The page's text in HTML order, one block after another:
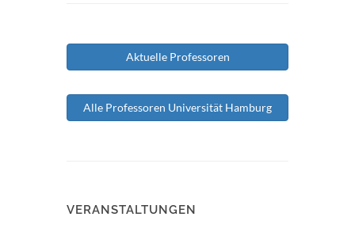
Aktuelle Professoren
Alle Professoren Universität Hamburg
VERANSTALTUNGEN